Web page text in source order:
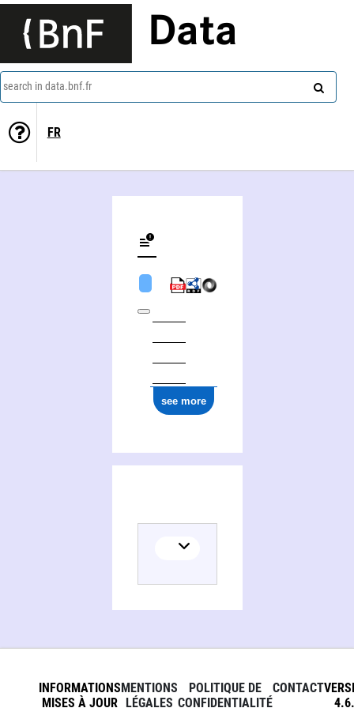
Data
search in data.bnf.fr
FR
see more
INFORMATIONS
MISES À JOUR
MENTIONS
LÉGALES
POLITIQUE DE
CONFIDENTIALITÉ
CONTACT